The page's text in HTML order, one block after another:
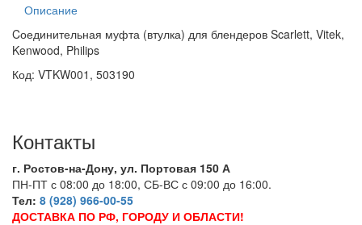
Описание
Cоединительная муфта (втулка) для блендеров Scarlett, Vitek,
Kenwood, Philips
Код: VTKW001, 503190
Контакты
г. Ростов-на-Дону, ул. Портовая 150 А
ПН-ПТ с 08:00 до 18:00, СБ-ВС с 09:00 до 16:00.
Тел: 8 (928) 966-00-55
ДОСТАВКА ПО РФ, ГОРОДУ И ОБЛАСТИ!